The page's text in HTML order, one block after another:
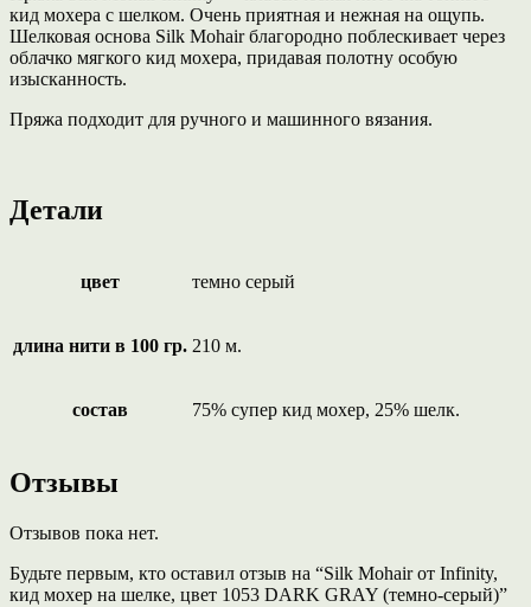
кид мохера с шелком. Очень приятная и нежная на ощупь.
Шелковая основа Silk Mohair благородно поблескивает через
облачко мягкого кид мохера, придавая полотну особую
изысканность.
Пряжа подходит для ручного и машинного вязания.
Детали
цвет темно серый
длина нити в 100 гр. 210 м.
состав 75% супер кид мохер, 25% шелк.
Отзывы
Отзывов пока нет.
Будьте первым, кто оставил отзыв на “Silk Mohair от Infinity,
кид мохер на шелке, цвет 1053 DARK GRAY (темно-серый)”